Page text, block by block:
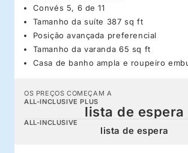
Convés 5, 6 de 11
Tamanho da suíte 387 sq ft
Posição avançada preferencial
Tamanho da varanda 65 sq ft
Casa de banho ampla e roupeiro
OS PREÇOS COMEÇAM A
ALL-INCLUSIVE PLUS
lista de espera
ALL-INCLUSIVE
lista de espera